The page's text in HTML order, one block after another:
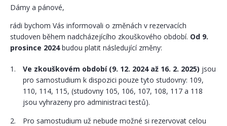
Dámy a pánové,
rádi bychom Vás informovali o změnách v rezervacích
studoven během nadcházejícího zkouškového období. Od 9.
prosince 2024budou platit následující změny:
Ve zkouškovém období (9. 12. 2024 až 16. 2. 2025) jsou
pro samostudium k dispozici pouze tyto studovny: 109,
110, 114, 115, (studovny 105, 106, 107, 108, 117 a 118
jsou vyhrazeny pro administraci testů).
Pro samostudium už nebude možné si rezervovat celou